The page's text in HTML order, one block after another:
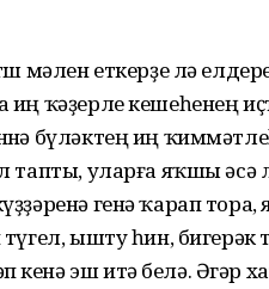
мәлен еткерҙе лә
ҡәҙерле кешеһенең
бүләктең иң
тапты, уларға яҡшы әсә
генә ҡарап
ышту һин, бигерәк
эш итә белә. Әгәр